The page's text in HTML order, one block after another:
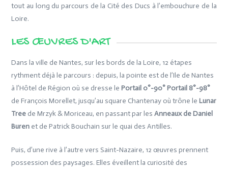
tout au long du parcours de la Cité des Ducs à l’embouchure de la
Loire.
LES ŒUVRES D'ART
Dans la ville de Nantes, sur les bords de la Loire, 12 étapes
rythment déjà le parcours : depuis, la pointe est de l’Ile de Nantes
à l’Hôtel de Région où se dresse lePortail 0°-90° Portail 8°-98°
de François Morellet, jusqu’au square Chantenay où trône leLunar
Tree de Mrzyk & Moriceau, en passant par lesAnneaux de Daniel
Buren et de Patrick Bouchain sur le quai des Antilles.
Puis, d’une rive à l’autre vers Saint-Nazaire, 12 œuvres prennent
possession des paysages. Elles éveillent la curiosité des